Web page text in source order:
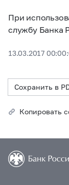
При
службу Банка
13.03.2017
Сохранить в
Копировать